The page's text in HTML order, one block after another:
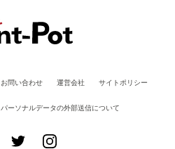
お問い合わせ 運営会社 サイトポリシー
パーソナルデータの外部送信について